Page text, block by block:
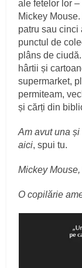
ale fetelor lor
Mickey
patru sau cinci
punctul de
plâns de
hârtii și
supermarket,
permiteam,
și cărți din
Am avut una
aici, spui tu.
Mickey
O copilărie